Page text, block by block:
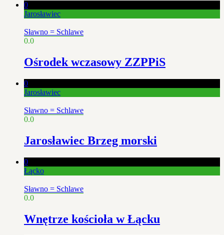
0
Jarosławiec
Sławno = Schlawe
0.0
Ośrodek wczasowy ZZPPiS
0
Jarosławiec
Sławno = Schlawe
0.0
Jarosławiec Brzeg morski
0
Łącko
Sławno = Schlawe
0.0
Wnętrze kościoła w Łącku